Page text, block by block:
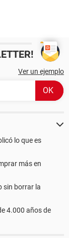
Ver un ejemplo
lo que es
más en
sin borrar la
4.000 años de